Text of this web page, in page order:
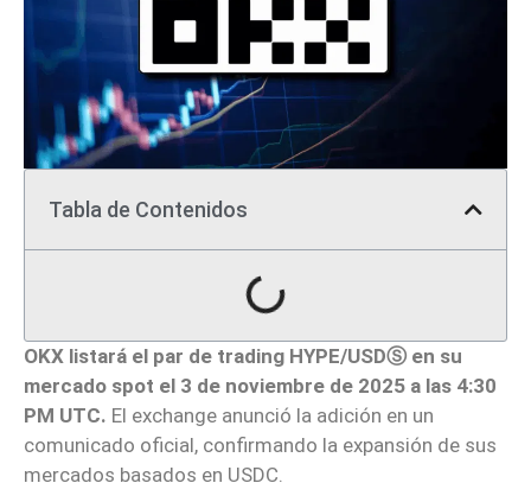
Tabla de Contenidos
OKX listará el par de trading HYPE/USDⓈ en su
mercado spot el 3 de noviembre de 2025 a las 4:30
PM UTC. El exchange anunció la adición en un
comunicado oficial, confirmando la expansión de sus
mercados basados en USDC.